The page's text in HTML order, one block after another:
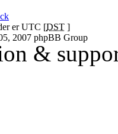
er UTC [DST ]
2007 phpBB Group
&